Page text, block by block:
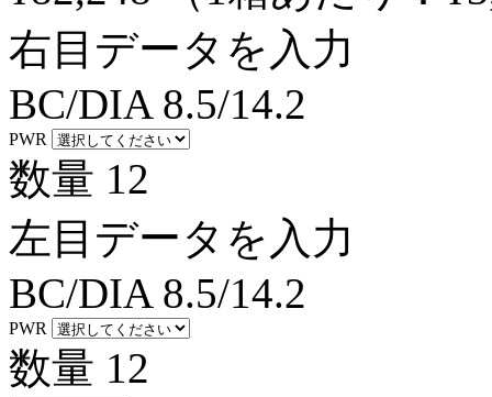
右目データを入力
BC/DIA 8.5/14.2
PWR
数量 12
左目データを入力
BC/DIA 8.5/14.2
PWR
数量 12